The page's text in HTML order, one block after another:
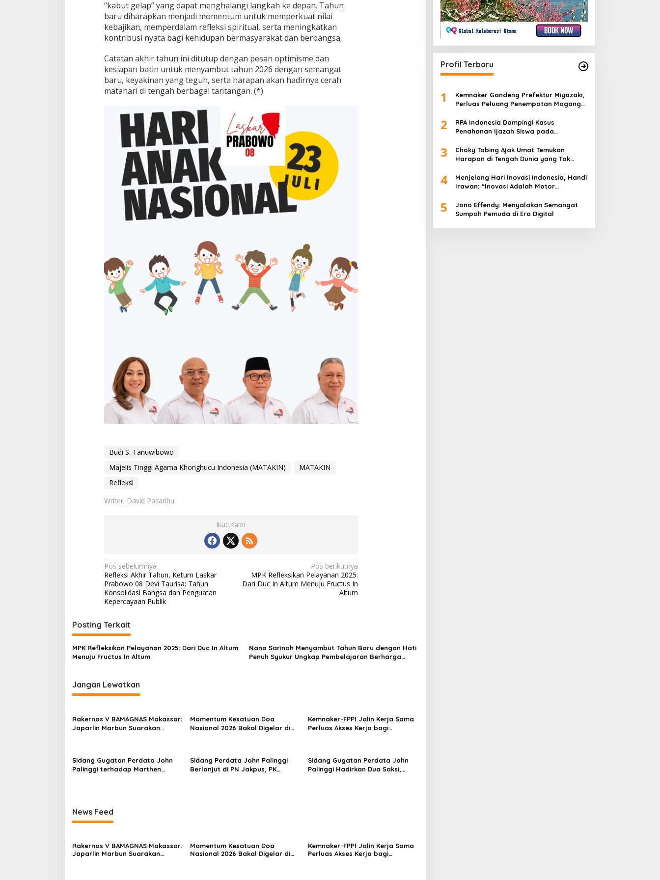
“kabut gelap” yang dapat menghalangi langkah ke depan. Tahun
baru diharapkan menjadi momentum untuk memperkuat nilai
kebajikan, memperdalam refleksi spiritual, serta meningkatkan
kontribusi nyata bagi kehidupan bermasyarakat dan berbangsa.
Catatan akhir tahun ini ditutup dengan pesan optimisme dan
kesiapan batin untuk menyambut tahun 2026 dengan semangat
baru, keyakinan yang teguh, serta harapan akan hadirnya cerah
matahari di tengah berbagai tantangan. (*)
Budi S. Tanuwibowo
Majelis Tinggi Agama Khonghucu Indonesia (MATAKIN)
MATAKIN
Refleksi
Writer: David Pasaribu
Ikuti Kami
N
a
v
i
g
a
s
i
p
o
Pos sebelumnya
Refleksi Akhir Tahun, Ketum Laskar
Prabowo 08 Devi Taurisa: Tahun
Konsolidasi Bangsa dan Penguatan
Kepercayaan Publik
Pos berikutnya
MPK Refleksikan Pelayanan 2025:
Dari Duc In Altum Menuju Fructus In
Altum
Posting Terkait
MPK Refleksikan Pelayanan 2025: Dari Duc In Altum
Menuju Fructus In Altum
Nana Sarinah Menyambut Tahun Baru dengan Hati
Penuh Syukur Ungkap Pembelajaran Berharga
Jangan Lewatkan
Rakernas V BAMAGNAS Makassar:
Japarlin Marbun Suarakan
Momentum Kesatuan Doa
Nasional 2026 Bakal Digelar di
Kemnaker-FPPI Jalin Kerja Sama
Perluas Akses Kerja bagi
Sidang Gugatan Perdata John
Palinggi terhadap Marthen
Sidang Perdata John Palinggi
Berlanjut di PN Jakpus, PK
Sidang Gugatan Perdata John
Palinggi Hadirkan Dua Saksi,
News Feed
Rakernas V BAMAGNAS Makassar:
Japarlin Marbun Suarakan
Momentum Kesatuan Doa
Nasional 2026 Bakal Digelar di
Kemnaker-FPPI Jalin Kerja Sama
Perluas Akses Kerja bagi
Profil Terbaru
1
Kemnaker Gandeng Prefektur Miyazaki,
Perluas Peluang Penempatan Magang
2
RPA Indonesia Dampingi Kasus
Penahanan Ijazah Siswa pada
3
Choky Tobing Ajak Umat Temukan
Harapan di Tengah Dunia yang Tak
4
Menjelang Hari Inovasi Indonesia, Handi
Irawan: “Inovasi Adalah Motor
5
Jono Effendy: Menyalakan Semangat
Sumpah Pemuda di Era Digital